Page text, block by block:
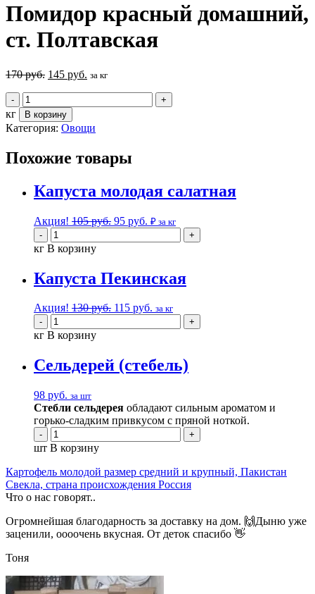
Помидор красный домашний,
ст. Полтавская
170руб. 145 руб. за кг
кг В корзину
Категория: Овощи
Похожие товары
Капуста молодая салатная
Акция! 105руб. 95 руб. ₽ за кг
кг В корзину
Капуста Пекинская
Акция! 130руб. 115 руб. за кг
кг В корзину
Сельдерей (стебель)
98 руб. за шт
Стебли сельдерея обладают сильным ароматом и
горько-сладким привкусом с пряной ноткой.
шт В корзину
Картофель молодой размер средний и крупный, Пакистан
Свекла, страна происхождения Россия
Что о нас говорят..
Огромнейшая благодарность за доставку на дом. 🙌Дыню уже
заценили, оооочень вкусная. От деток спасибо 👋
Тоня